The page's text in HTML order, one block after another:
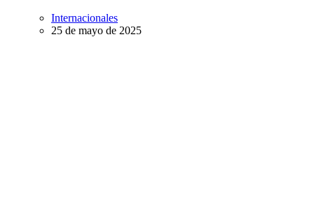
Internacionales
25 de mayo de 2025